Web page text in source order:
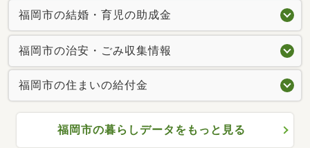
福岡市の結婚・育児の助成金
福岡市の治安・ごみ収集情報
福岡市の住まいの給付金
福岡市の暮らしデータをもっと見る